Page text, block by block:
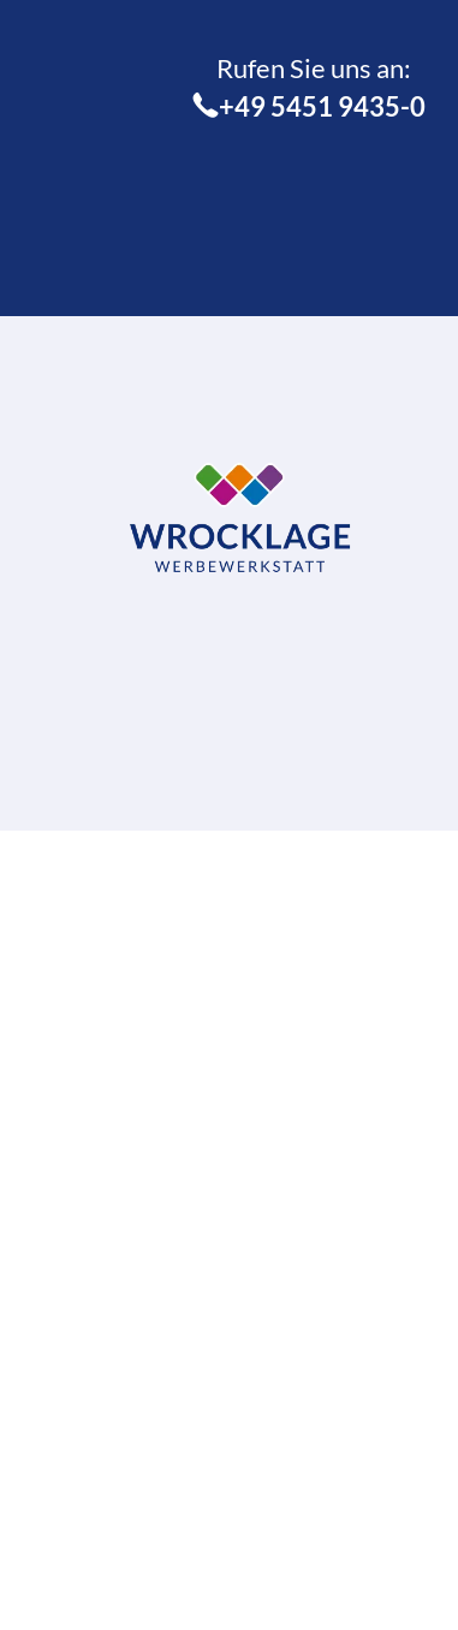
Rufen Sie uns an:­
+49 5451 9435-0